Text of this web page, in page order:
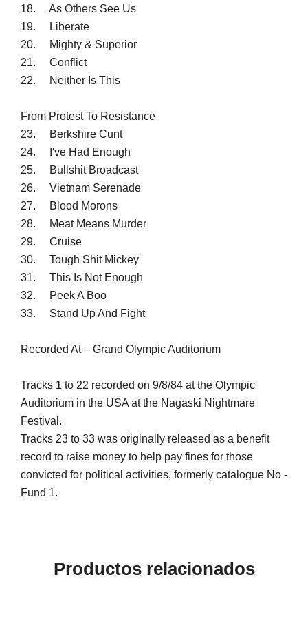
18. As Others See Us
19. Liberate
20. Mighty & Superior
21. Conflict
22. Neither Is This
From Protest To Resistance
23. Berkshire Cunt
24. I've Had Enough
25. Bullshit Broadcast
26. Vietnam Serenade
27. Blood Morons
28. Meat Means Murder
29. Cruise
30. Tough Shit Mickey
31. This Is Not Enough
32. Peek A Boo
33. Stand Up And Fight
Recorded At – Grand Olympic Auditorium
Tracks 1 to 22 recorded on 9/8/84 at the Olympic
Auditorium in the USA at the Nagaski Nightmare
Festival.
Tracks 23 to 33 was originally released as a benefit
record to raise money to help pay fines for those
convicted for political activities, formerly catalogue No -
Fund 1.
Productos relacionados